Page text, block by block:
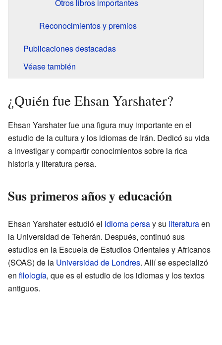
Otros libros importantes
Reconocimientos y premios
Publicaciones destacadas
Véase también
¿Quién fue Ehsan Yarshater?
Ehsan Yarshater fue una figura muy importante en el
estudio de la cultura y los idiomas de Irán. Dedicó su vida
a investigar y compartir conocimientos sobre la rica
historia y literatura persa.
Sus primeros años y educación
Ehsan Yarshater estudió el idioma persay su literaturaen
la Universidad de Teherán. Después, continuó sus
estudios en la Escuela de Estudios Orientales y Africanos
(SOAS) de la Universidad de Londres. Allí se especializó
en filología, que es el estudio de los idiomas y los textos
antiguos.